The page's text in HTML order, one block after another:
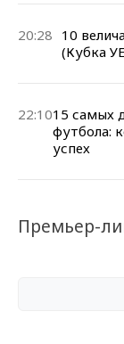
20:28 10
(Кубка
22:1015 самых
футбола:
успех
Премьер-